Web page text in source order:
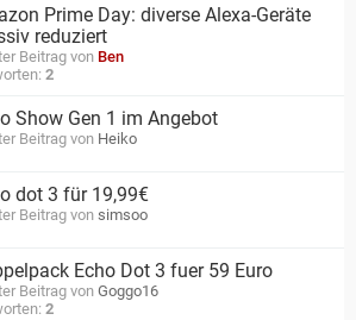
Prime Day: diverse Alexa-Geräte
reduziert
Beitrag von Ben
2
Show Gen 1 im Angebot
Beitrag von Heiko
dot 3 für 19,99€
Beitrag von simsoo
Echo Dot 3 fuer 59 Euro
Beitrag von Goggo16
2